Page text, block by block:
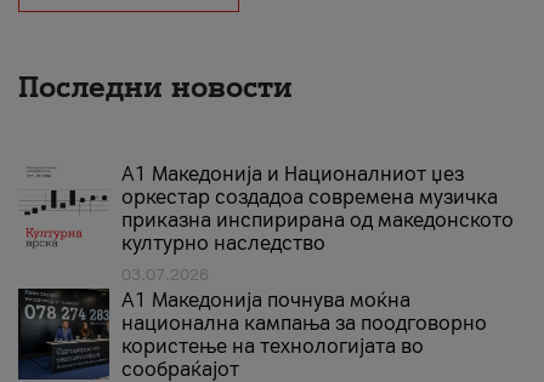
Последни новости
А1 Македонија и Националниот џез
оркестар создадоа современа музичка
приказна инспирирана од македонското
културно наследство
03.07.2026
A1 Македонија почнува моќна
национална кампања за поодговорно
користење на технологијата во
сообраќајот